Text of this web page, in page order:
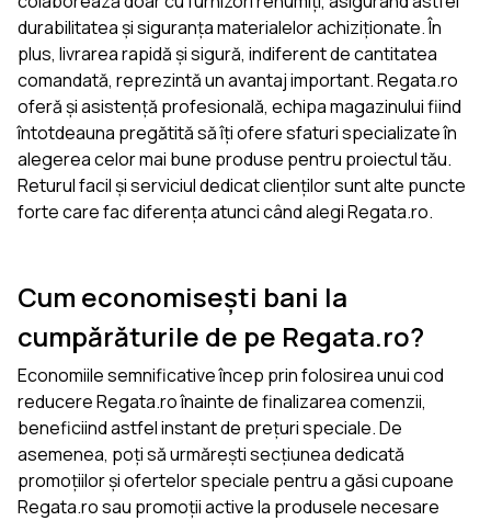
durabilitatea și siguranța materialelor achiziționate. În
plus, livrarea rapidă și sigură, indiferent de cantitatea
comandată, reprezintă un avantaj important. Regata.ro
oferă și asistență profesională, echipa magazinului fiind
întotdeauna pregătită să îți ofere sfaturi specializate în
alegerea celor mai bune produse pentru proiectul tău.
Returul facil și serviciul dedicat clienților sunt alte puncte
forte care fac diferența atunci când alegi Regata.ro.
Cum economisești bani la
cumpărăturile de pe Regata.ro?
Economiile semnificative încep prin folosirea unui cod
reducere Regata.ro înainte de finalizarea comenzii,
beneficiind astfel instant de prețuri speciale. De
asemenea, poți să urmărești secțiunea dedicată
promoțiilor și ofertelor speciale pentru a găsi cupoane
Regata.ro sau promoții active la produsele necesare